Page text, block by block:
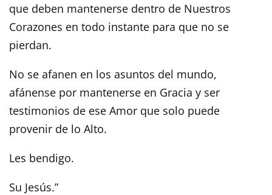
que deben mantenerse dentro de Nuestros
Corazones en todo instante para que no se
pierdan.
No se afanen en los asuntos del mundo,
afánense por mantenerse en Gracia y ser
testimonios de ese Amor que solo puede
provenir de lo Alto.
Les bendigo.
Su Jesús.”